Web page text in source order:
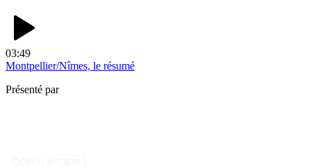
03:49
Montpellier/Nîmes, le résumé
Présenté par